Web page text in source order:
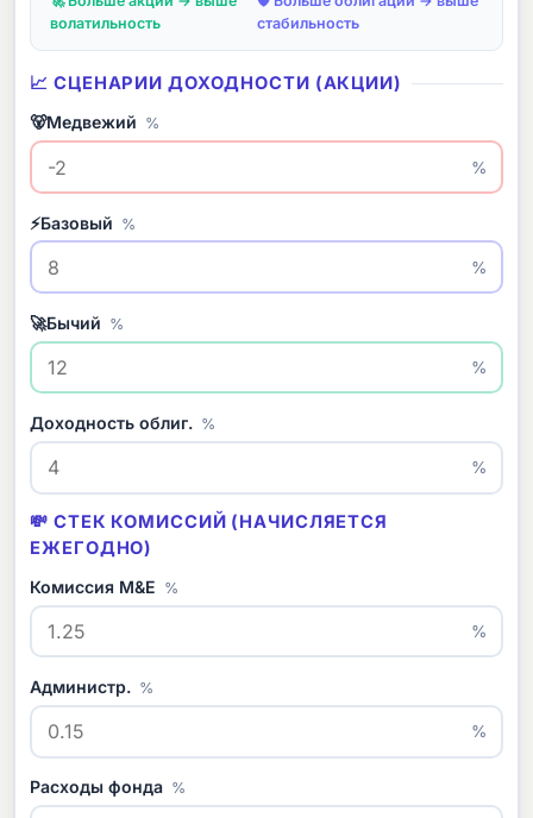
волатильность
стабильность
📈 СЦЕНАРИИ ДОХОДНОСТИ (АКЦИИ)
Медвежий %
%
Базовый %
%
Бычий %
%
Доходность облиг. %
%
💸 СТЕК КОМИССИЙ (НАЧИСЛЯЕТСЯ
ЕЖЕГОДНО)
Комиссия M&E %
%
Администр. %
%
Расходы фонда %